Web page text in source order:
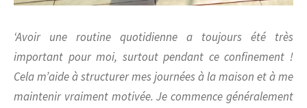
‘Avoir une routine quotidienne a toujours été très
important pour moi, surtout pendant ce confinement !
Cela m’aide à structurer mes journées à la maison et à me
maintenir vraiment motivée. Je commence généralement